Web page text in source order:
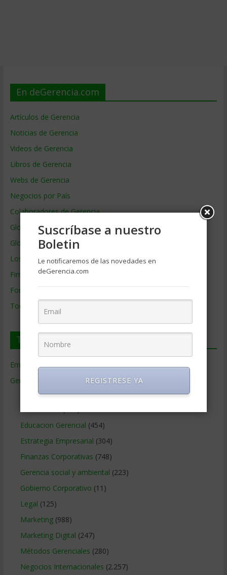
En deGerencia.com
Artículos de Gerencia
Noticias de Gerencia
Videos de Gerencia
Libros de Gerencia
Webs de Gerencia
Negocios por País
Colaboradores de Gerencia
Glosario
Glosario Inglés – Español
Los mejores MBA
Firmas de Gerencia
Formación de Gerencia
Todos los Temas
Temas de Gerencia
Empresas de Gerencia(38)
Gerencia
Ciencias Económicas(80)
Educacion Gerencial (454)
Estrategia Empresarial (304)
Finanzas Corporativas (748)
Gerencia social y ambiental (223)
Gobierno Corporativo (11)
Legal (125)
Marketing(988)
Marketing Digital (247)
Métodos Gerenciales (280)
Negocios Internacionales (2.257)
Suscríbase a nuestro
Boletin
Le notificaremos de las novedades en
deGerencia.com
REGISTRESE YA